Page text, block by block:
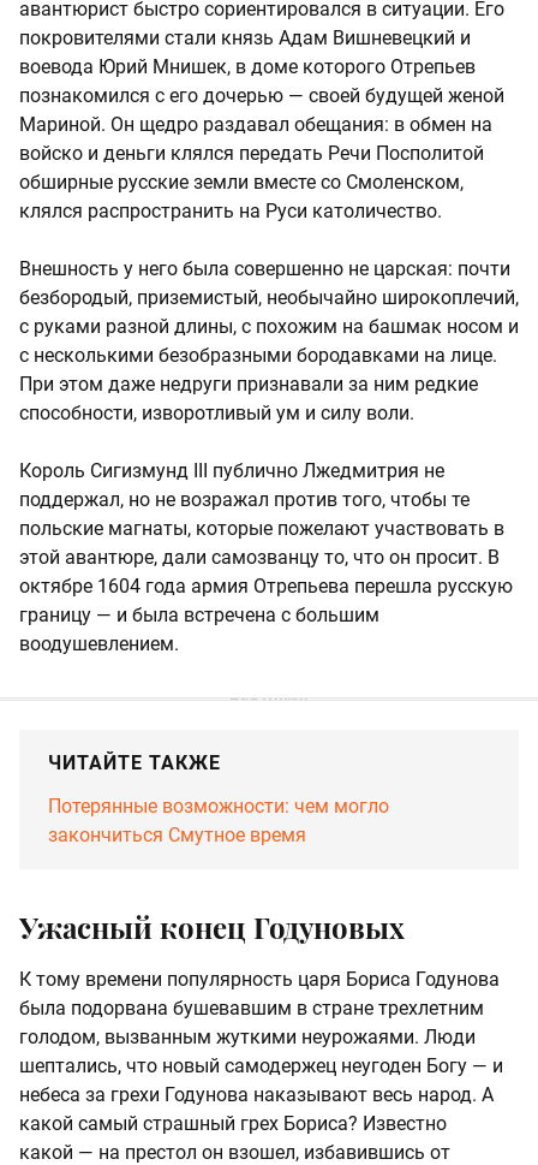
авантюрист быстро сориентировался в ситуации. Его
покровителями стали князь Адам Вишневецкий и
воевода Юрий Мнишек, в доме которого Отрепьев
познакомился с его дочерью — своей будущей женой
Мариной. Он щедро раздавал обещания: в обмен на
войско и деньги клялся передать Речи Посполитой
обширные русские земли вместе со Смоленском,
клялся распространить на Руси католичество.
Внешность у него была совершенно не царская: почти
безбородый, приземистый, необычайно широкоплечий,
с руками разной длины, с похожим на башмак носом и
с несколькими безобразными бородавками на лице.
При этом даже недруги признавали за ним редкие
способности, изворотливый ум и силу воли.
Король Сигизмунд III публично Лжедмитрия не
поддержал, но не возражал против того, чтобы те
польские магнаты, которые пожелают участвовать в
этой авантюре, дали самозванцу то, что он просит. В
октябре 1604 года армия Отрепьева перешла русскую
границу — и была встречена с большим
воодушевлением.
ЧИТАЙТЕ ТАКЖЕ
Потерянные возможности: чем могло
закончиться Смутное время
Ужасный конец Годуновых
К тому времени популярность царя Бориса Годунова
была подорвана бушевавшим в стране трехлетним
голодом, вызванным жуткими неурожаями. Люди
шептались, что новый самодержец неугоден Богу — и
небеса за грехи Годунова наказывают весь народ. А
какой самый страшный грех Бориса? Известно
какой — на престол он взошел, избавившись от